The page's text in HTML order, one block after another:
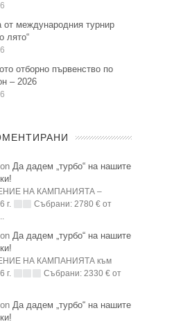
от международния турнир
лято“
отборно първенство по
– 2026
Да дадем „турбо“ на нашите
НА КАМПАНИЯТА –
г.
Събрани: 2780 € от
Да дадем „турбо“ на нашите
НА КАМПАНИЯТА към
г.
Събрани: 2330 € от
Да дадем „турбо“ на нашите